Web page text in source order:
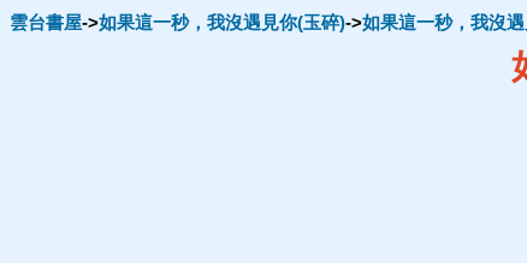
雲台書屋->如果這一秒，我沒遇見你(玉碎)->如果這一秒，我沒